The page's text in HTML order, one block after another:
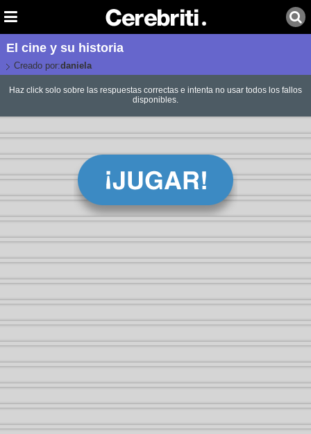
El cine y su historia
Creado por:daniela
Haz click solo sobre las respuestas correctas e intenta no usar todos los fallos
disponibles.